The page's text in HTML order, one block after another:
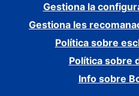
Gestiona la
Gestiona les
Política sobre
Política sobre
Info sobre